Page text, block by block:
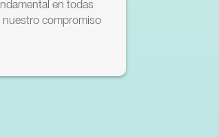
en todas
nuestro compromiso